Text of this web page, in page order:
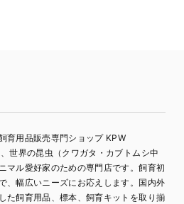
育用品販売専門ショップ KPW
世界の昆虫（クワガタ・カブトムシ中
マル愛好家のための専門店です。飼育初
、幅広いニーズにお応えします。国内外
た飼育用品、標本、飼育キットを取り揃